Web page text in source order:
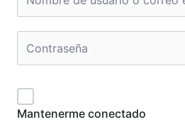
Mantenerme conectado